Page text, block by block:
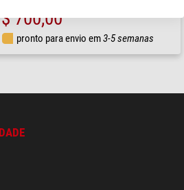
$ 700,00
pronto para envio em3-5 semanas